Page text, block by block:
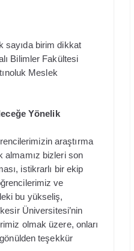
sayıda birim dikkat
Bilimler Fakültesi
Meslek
Yönelik
araştırma
almamız bizleri son
istikrarlı bir ekip
ve
bu yükseliş,
Üniversitesi’nin
olmak üzere, onları
teşekkür